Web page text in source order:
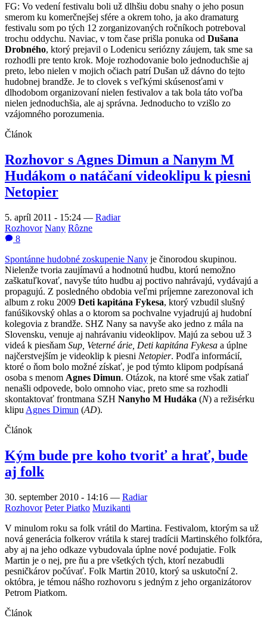
FG: Vo vedení festivalu boli už dlhšiu dobu snahy o jeho posun
smerom ku komerčnejšej sfére a okrem toho, ja ako dramaturg
festivalu som po tých 12 zorganizovaných ročníkoch potreboval
trochu oddychu. Naviac, v tom čase prišla ponuka od Dušana
Drobného, ktorý prejavil o Lodenicu seriózny záujem, tak sme sa
rozhodli pre tento krok. Moje rozhodovanie bolo jednoduchšie aj
preto, lebo nielen v mojich očiach patrí Dušan už dávno do tejto
hudobnej brandže. Je to clovek s veľkými skúsenosťami v
dlhodobom organizovaní nielen festivalov a tak bola táto voľba
nielen jednoduchšia, ale aj správna. Jednoducho to vzišlo zo
vzájomného porozumenia.
Článok
Rozhovor s Agnes Dimun a Nanym M
Hudákom o natáčaní videoklipu k piesni
Netopier
5. apríl 2011 - 15:24 — Radiar
Rozhovor Nany Rôzne
8
Spontánne hudobné zoskupenie Nany je činorodou skupinou.
Nielenže tvoria zaujímavú a hodnotnú hudbu, ktorú nemožno
zaškatuľkovať, navyše túto hudbu aj poctivo nahrávajú, vydávajú a
propagujú. Z posledného obdobia veľmi príjemne zarezonoval ich
album z roku 2009 Deti kapitána Fykesa, ktorý vzbudil slušný
fanúšikovský ohlas a o ktorom sa pochvalne vyjadrujú aj hudobní
kolegovia z brandže. SHZ Nany sa navyše ako jedno z mála na
Slovensku, venuje aj nahrávaniu videoklipov. Majú za sebou už 3
videá k piesňam Sup, Veterné árie, Deti kapitána Fykesa a úplne
najčerstvejším je videoklip k piesni Netopier. Podľa informácií,
ktoré o ňom bolo možné získať, je pod týmto klipom podpísaná
osoba s menom Agnes Dimun. Otázok, na ktoré sme však zatiaľ
nenašli odpovede, bolo omnoho viac, preto sme sa rozhodli
skontaktovať frontmana SZH Nanyho M Hudáka (N) a režisérku
klipu Agnes Dimun (AD).
Článok
Kým bude pre koho tvoriť a hrať, bude
aj folk
30. september 2010 - 14:16 — Radiar
Rozhovor Peter Piatko Muzikanti
V minulom roku sa folk vrátil do Martina. Festivalom, ktorým sa už
nová generácia folkerov vrátila k starej tradícii Martinského folkfóra,
aby aj na jeho odkaze vybudovala úplne nové podujatie. Folk
Martin je o nej, pre ňu a pre všetkých tých, ktorí nezabudli
pesničkárov počúvať. Folk Martin 2010, ktorý sa uskutoční 2.
októbra, je témou nášho rozhovoru s jedným z jeho organizátorov
Petrom Piatkom.
Článok